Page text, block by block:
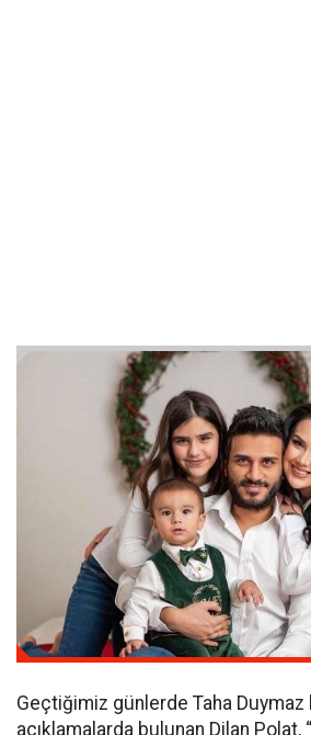
Geçtiğimiz günlerde Taha Duymaz
açıklamalarda bulunan Dilan Polat,